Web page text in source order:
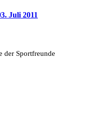
Juli 2011
der Sportfreunde